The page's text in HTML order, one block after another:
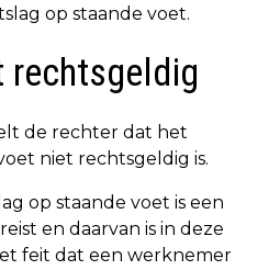
op staande voet.
rechtsgeldig
de rechter dat het
niet rechtsgeldig is.
op staande voet is een
en daarvan is in deze
feit dat een werknemer